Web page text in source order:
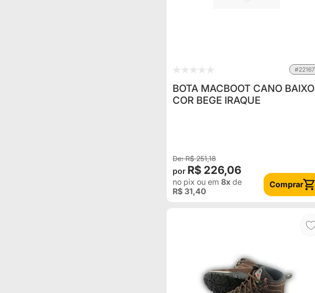
#22167
BOTA MACBOOT CANO BAIXO
COR BEGE IRAQUE
R$ 251,18
R$ 226,06
no pix ou em 8x de
R$ 31,40
Comprar